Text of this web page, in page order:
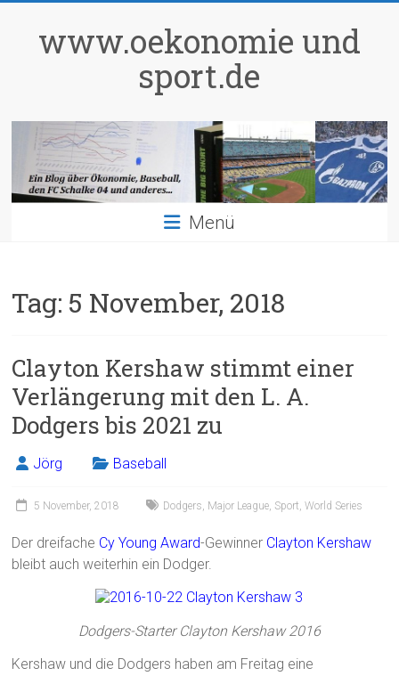
springenwww.oekonomie und
sport.de
Menü
Tag: 5 November, 2018
Clayton Kershaw stimmt einer
Verlängerung mit den L. A.
Dodgers bis 2021 zu
Jörg Baseball
5 November, 2018 Dodgers, Major League, Sport,World Series
Der dreifache Cy Young Award-Gewinner Clayton Kershaw
bleibt auch weiterhin ein Dodger.
Dodgers-Starter Clayton Kershaw 2016
Kershaw und die Dodgers haben am Freitag eine